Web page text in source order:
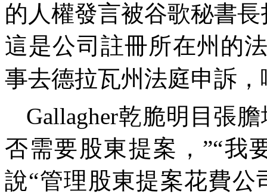
的人權發言被谷歌秘書
這是公司註冊所在州的
事去德拉瓦州法庭申訴
Gallagher乾脆明目張
否需要股東提案，”“我
說“管理股東提案花費